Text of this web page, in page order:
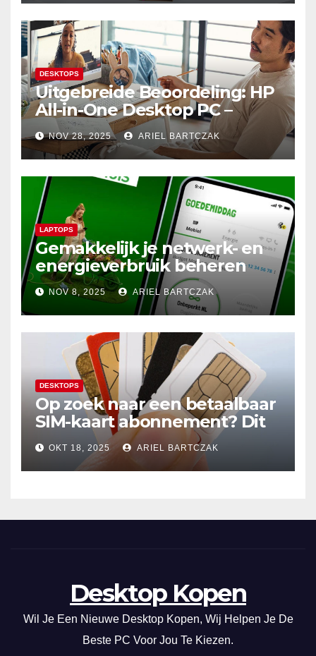
DESKTOPS
Uitgebreide Beoordeling: HP
All-in-One Desktop PC –
Krachtige Prestaties en
Minimalistisch Design in
Perfecte Harmonie
NOV 28, 2025 ARIEL BARTCZAK
LAPTOPS
Gemakkelijk je netwerk- en
energieverbruik beheren
met de Budget Thuis App
NOV 8, 2025 ARIEL BARTCZAK
DESKTOPS
Op zoek naar een betaalbaar
SIM-kaart abonnement? Dit
20GB data-abonnement is
super voordelig in Nederland
en de EU!
OKT 18, 2025 ARIEL BARTCZAK
Desktop Kopen
Wil Je Een Nieuwe Desktop Kopen, Wij Helpen Je De
Beste PC Voor Jou Te Kiezen.